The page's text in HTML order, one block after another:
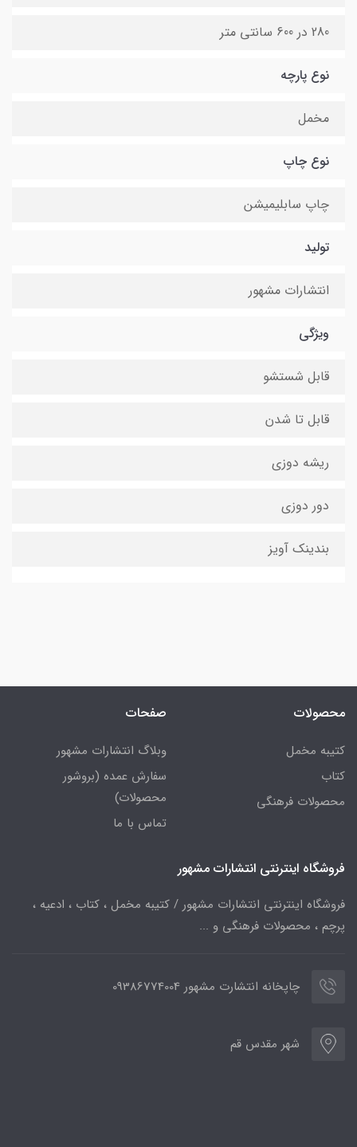
280 در 600 سانتی متر
نوع پارچه
مخمل
نوع چاپ
چاپ سابلیمیشن
تولید
انتشارات مشهور
ویژگی
قابل شستشو
قابل تا شدن
ریشه دوزی
دور دوزی
بندینک آویز
محصولات
کتیبه مخمل
کتاب
محصولات فرهنگی
صفحات
وبلاگ انتشارات مشهور
سفارش عمده (بروشور
محصولات)
تماس با ما
فروشگاه اینترنتی انتشارات مشهور
فروشگاه اینترنتی انتشارات مشهور / کتیبه مخمل ، کتاب ، ادعیه ،
پرچم ، محصولات فرهنگی و ...
چاپخانه انتشارت مشهور 09386774004
شهر مقدس قم